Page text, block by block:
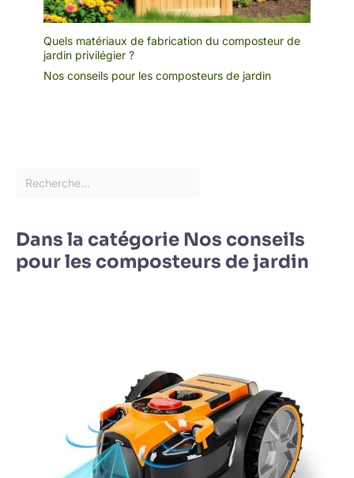
Quels matériaux de fabrication du composteur de
jardin privilégier ?
Nos conseils pour les composteurs de jardin
Dans la catégorie Nos conseils
pour les composteurs de jardin